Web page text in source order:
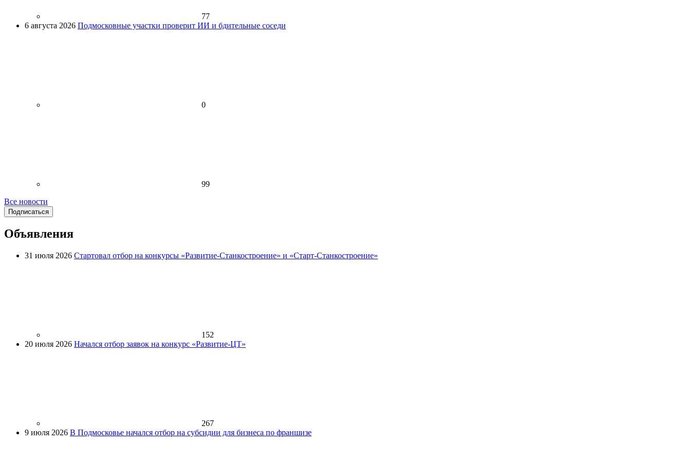
77
6 августа 2026 Подмосковные участки проверит ИИ и бдительные соседи
0
99
Все новости
Подписаться
Объявления
31 июля 2026 Стартовал отбор на конкурсы «Развитие-Станкостроение» и «Старт-Станкостроение»
152
20 июля 2026 Начался отбор заявок на конкурс «Развитие-ЦТ»
267
9 июля 2026 В Подмосковье начался отбор на субсидии для бизнеса по франшизе